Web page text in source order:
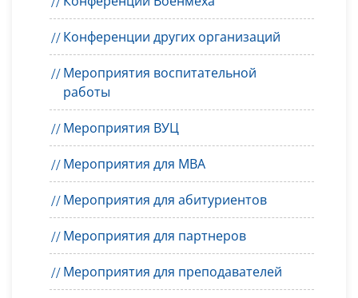
Конференции других организаций
Мероприятия воспитательной
работы
Мероприятия ВУЦ
Мероприятия для MBA
Мероприятия для абитуриентов
Мероприятия для партнеров
Мероприятия для преподавателей